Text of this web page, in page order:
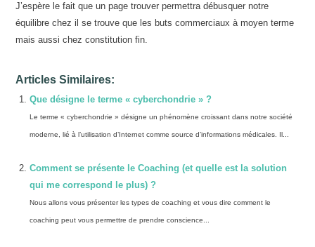
J’espère le fait que un page trouver permettra débusquer notre
équilibre chez il se trouve que les buts commerciaux à moyen terme
mais aussi chez constitution fin.
Articles Similaires:
Que désigne le terme « cyberchondrie » ?
Le terme « cyberchondrie » désigne un phénomène croissant dans notre société
moderne, lié à l’utilisation d’Internet comme source d’informations médicales. Il...
Comment se présente le Coaching (et quelle est la solution
qui me correspond le plus) ?
Nous allons vous présenter les types de coaching et vous dire comment le
coaching peut vous permettre de prendre conscience...